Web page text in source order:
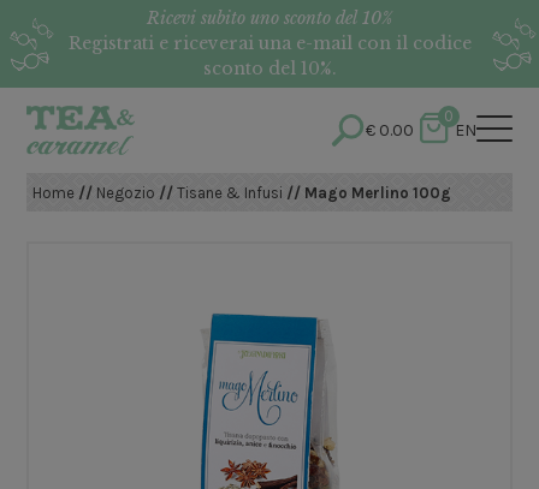
Ricevi subito uno sconto del 10%
Registrati e riceverai una e-mail con il codice
sconto del 10%.
€0.00
0
EN
Home // Negozio //Tisane & Infusi // Mago Merlino 100g